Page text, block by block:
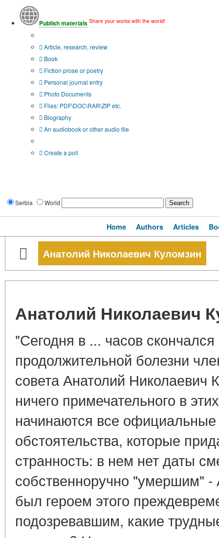
Publish materials Share your works with the world!
Article, research, review
Book
Fiction prose or poetry
Personal journal entry
Photo Documents
Files: PDF\DOC\RAR\ZIP etc.
Biography
An audiobook or other audio file
Create a poll
Serbia World
Home Authors Articles
Анатолий Николаевич Куломзин
Анатолий Николаевич
"Сегодня в ... часов
продолжительной болезни
совета Анатолий Николаевич
ничего примечательного в
начинаются все
обстоятельства, которые
странность: в нем нет даты
собственноручно "умершим"
был героем этого
подозревавшим, какие